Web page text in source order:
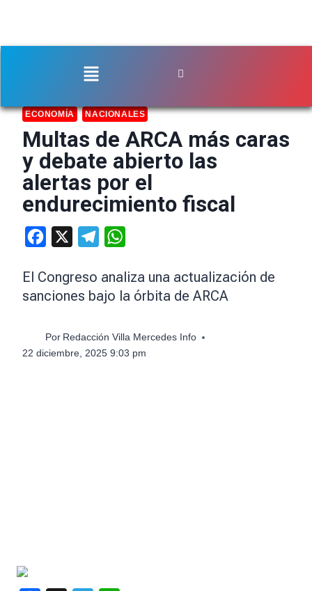
ECONOMÍA NACIONALES
Multas de ARCA más caras
y debate abierto las
alertas por el
endurecimiento fiscal
Facebook Telegram
El Congreso analiza una actualización de
sanciones bajo la órbita de ARCA
Por Redacción Villa Mercedes Info
22 diciembre, 2025 9:03 pm